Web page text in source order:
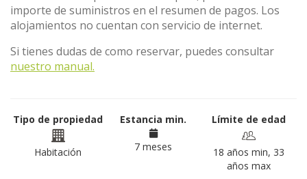
importe de suministros en el resumen de pagos. Los
alojamientos no cuentan con servicio de internet.
Si tienes dudas de como reservar, puedes consultar
nuestro manual.
Tipo de propiedad
Habitación
Estancia min.
7 meses
Límite de edad
18 años min, 33
años max